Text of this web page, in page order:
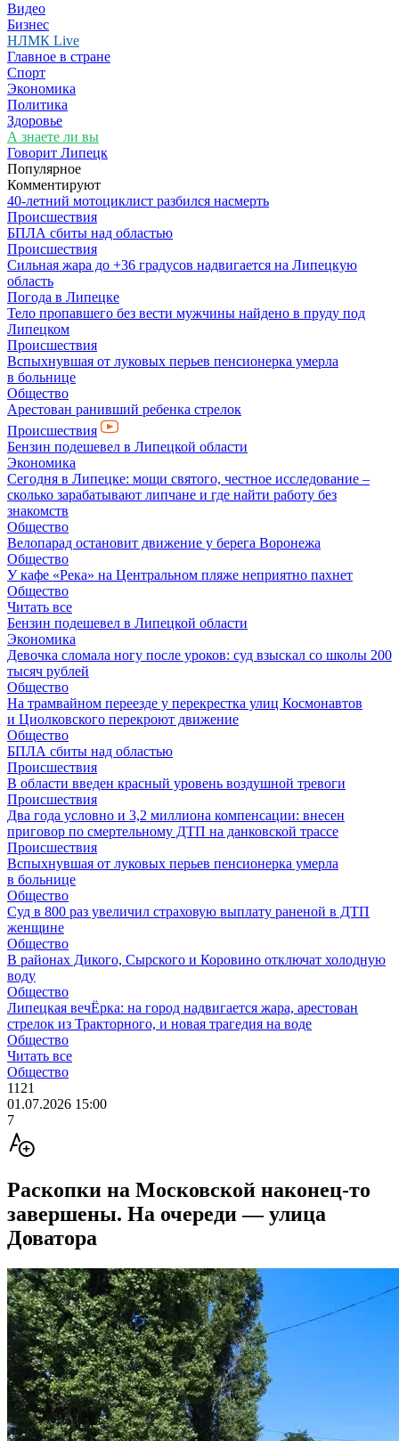
Видео
Бизнес
НЛМК Live
Главное в стране
Спорт
Экономика
Политика
Здоровье
А знаете ли вы
Говорит Липецк
Популярное
Комментируют
40-летний мотоциклист разбился насмерть
Происшествия
БПЛА сбиты над областью
Происшествия
Сильная жара до +36 градусов надвигается на Липецкую
область
Погода в Липецке
Тело пропавшего без вести мужчины найдено в пруду под
Липецком
Происшествия
Вспыхнувшая от луковых перьев пенсионерка умерла
в больнице
Общество
Арестован ранивший ребенка стрелок
Происшествия
Бензин подешевел в Липецкой области
Экономика
Сегодня в Липецке: мощи святого, честное исследование –
сколько зарабатывают липчане и где найти работу без
знакомств
Общество
Велопарад остановит движение у берега Воронежа
Общество
У кафе «Река» на Центральном пляже неприятно пахнет
Общество
Читать все
Бензин подешевел в Липецкой области
Экономика
Девочка сломала ногу после уроков: суд взыскал со школы 200
тысяч рублей
Общество
На трамвайном переезде у перекрестка улиц Космонавтов
и Циолковского перекроют движение
Общество
БПЛА сбиты над областью
Происшествия
В области введен красный уровень воздушной тревоги
Происшествия
Два года условно и 3,2 миллиона компенсации: внесен
приговор по смертельному ДТП на данковской трассе
Происшествия
Вспыхнувшая от луковых перьев пенсионерка умерла
в больнице
Общество
Суд в 800 раз увеличил страховую выплату раненой в ДТП
женщине
Общество
В районах Дикого, Сырского и Коровино отключат холодную
воду
Общество
Липецкая вечЁрка: на город надвигается жара, арестован
стрелок из Тракторного, и новая трагедия на воде
Общество
Читать все
Общество
1121
01.07.2026 15:00
7
Раскопки на Московской наконец-то
завершены. На очереди — улица
Доватора